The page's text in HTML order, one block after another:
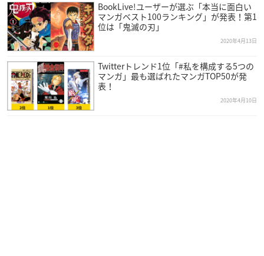
BookLive!ユーザーが選ぶ「本当に面白い
マンガベスト100ランキング」が発表！第1
位は「鬼滅の刃」
2020年4月13日
Twitterトレンド1位「#私を構成する5つの
マンガ」最も選ばれたマンガTOP50が発
表！
2020年4月10日